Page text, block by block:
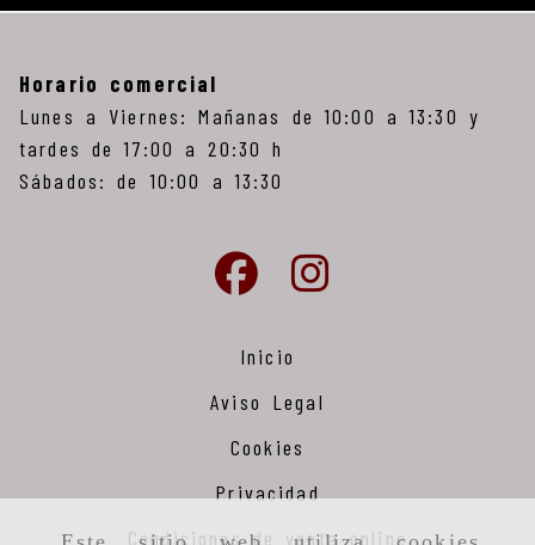
Horario comercial
Lunes a Viernes: Mañanas de 10:00 a 13:30 y
tardes de 17:00 a 20:30 h
Sábados: de 10:00 a 13:30
Inicio
Aviso Legal
Cookies
Privacidad
Condiciones de venta online